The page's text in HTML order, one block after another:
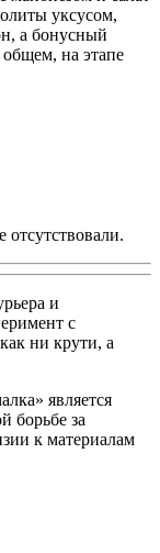
уксусом,
а бонусный
на этапе
и
с
ни крути, а
является
борьбе за
к материалам